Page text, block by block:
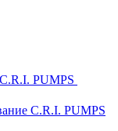
PUMPS
C.R.I. PUMPS